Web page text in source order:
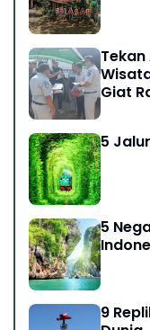
Giat
5
5
9